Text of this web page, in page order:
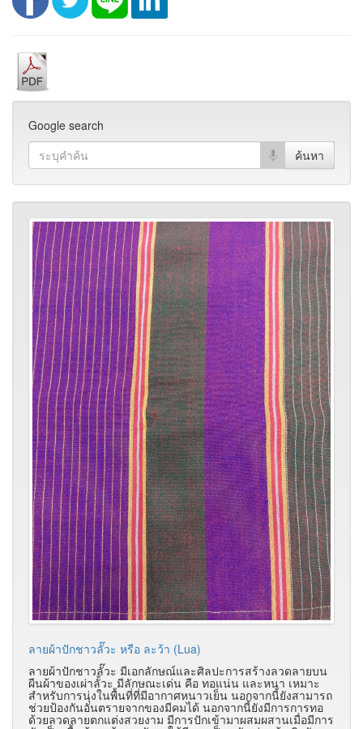
Google search
ลายผ้าปักชาวลั๊วะ หรือ ละว้า (Lua)
ลายผ้าปักชาวลั๊วะ มีเอกลักษณ์และศิลปะการสร้างลวดลายบน
ผืนผ้าของเผ่าลั้วะ มีลักษณะเด่น คือ ทอแน่น และหนา เหมาะ
สำหรับการนุ่งในพื้นที่ที่มีอากาศหนาวเย็น นอกจากนี้ยังสามารถ
ช่วยป้องกันอันตรายจากของมีคมได้ นอกจากนี้ยังมีการการทอ
ด้วยลวดลายตกแต่งสวยงาม มีการปักเข้ามาผสมผสานเมื่อมีการ